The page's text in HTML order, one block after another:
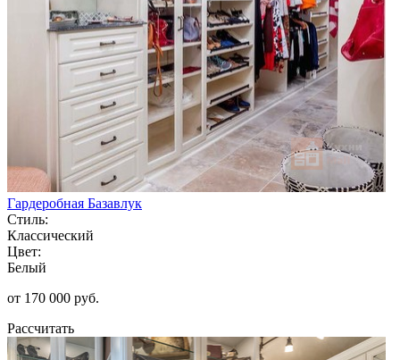
Гардеробная Базавлук
Стиль:
Классический
Цвет:
Белый
от 170 000 руб.
Рассчитать